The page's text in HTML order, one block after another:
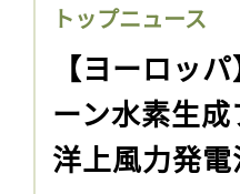
トップニュース
【ヨーロッ
ーン水素生
洋上風力発電